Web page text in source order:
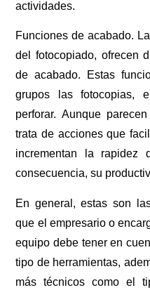
actividades.
Funciones de acabado.
del fotocopiado, ofrecen
de acabado. Estas
grupos las fotocopias,
perforar. Aunque
trata de acciones que
incrementan la
consecuencia, su
En general, estas son
que el empresario o
equipo debe tener en
tipo de herramientas,
más técnicos como el